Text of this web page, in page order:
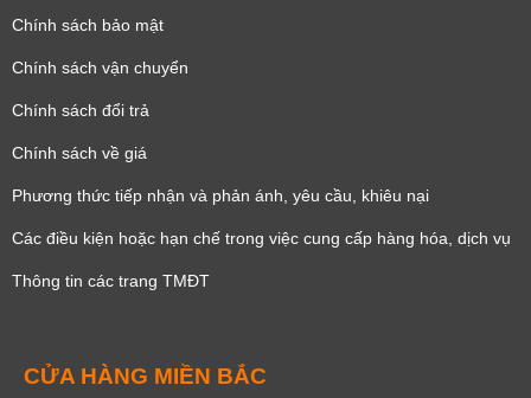
Chính sách bảo mật
Chính sách vận chuyển
Chính sách đổi trả
Chính sách về giá
Phương thức tiếp nhận và phản ánh, yêu cầu, khiêu nại
Các điều kiện hoặc hạn chế trong việc cung cấp hàng hóa, dịch vụ
Thông tin các trang TMĐT
CỬA HÀNG MIỀN BẮC